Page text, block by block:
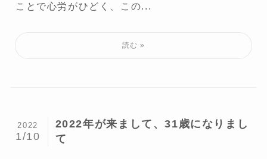
ことで心労がひどく、この...
2022年が来まして、31歳になりまし
て
2022
1/10